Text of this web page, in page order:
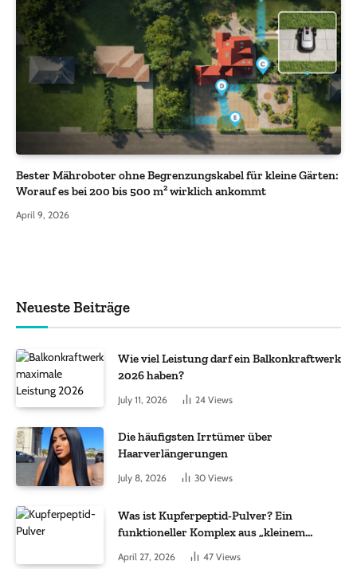
Bester Mähroboter ohne Begrenzungskabel für kleine Gärten:
Worauf es bei 200 bis 500 m² wirklich ankommt
April 9, 2026
Neueste Beiträge
Wie viel Leistung darf ein Balkonkraftwerk
2026 haben?
July 11, 2026 24 Views
Die häufigsten Irrtümer über
Haarverlängerungen
July 8, 2026 30 Views
Was ist Kupferpeptid-Pulver? Ein
funktioneller Komplex aus „kleinem
Molekül + Metall“
April 27, 2026 47 Views